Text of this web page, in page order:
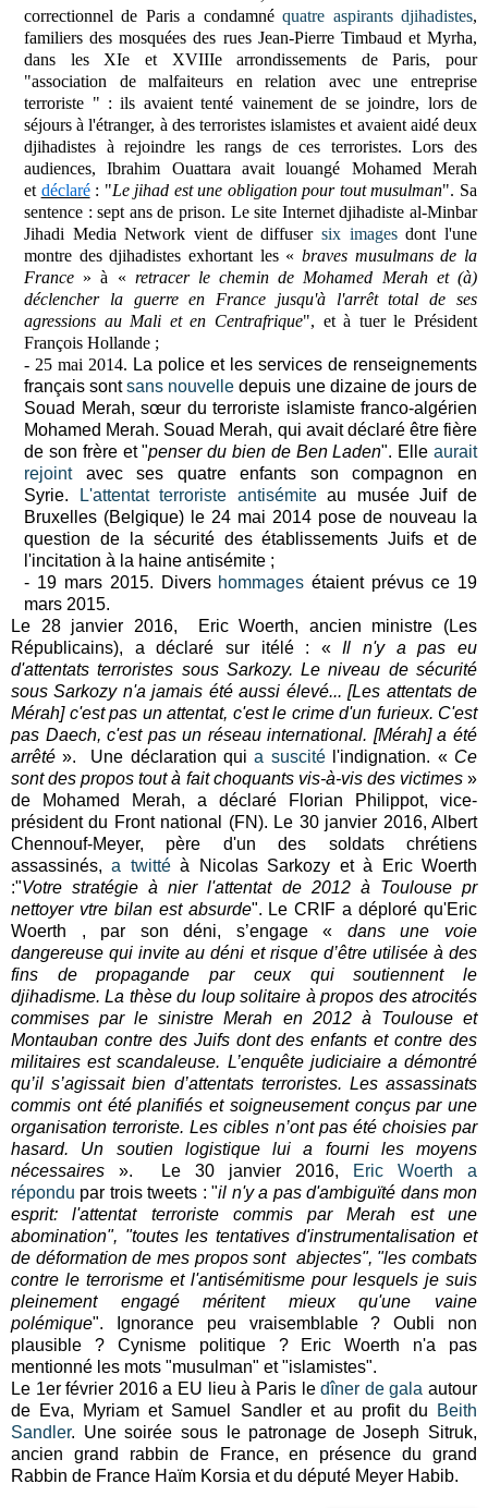
correctionnel de Paris a condamnéquatre aspirants djihadistes,
familiers des mosquées des rues Jean-Pierre Timbaud et Myrha,
dans les XIe et XVIIIe arrondissements de Paris, pour
"association de malfaiteurs en relation avec une entreprise
terroriste " : ils avaient tenté vainement de se joindre, lors de
séjours à l'étranger, à des terroristes islamistes et avaient aidé deux
djihadistes à rejoindre les rangs de ces terroristes. Lors des
audiences, Ibrahim Ouattara avait louangé Mohamed Merah
et déclaré: "Le jihad est une obligation pour tout musulman". Sa
sentence :sept ans de prison. Le site Internet djihadiste al-Minbar
Jihadi Media Network vient de diffusersix imagesdont l'une
montre des djihadistes exhortant les «braves musulmans de la
France » à « retracer le chemin de Mohamed Merah et (à)
déclencher la guerre en France jusqu'à l'arrêt total de ses
agressions au Mali et en Centra­frique", et à tuer le Président
François Hollande ;
- 25 mai 2014. La police et les services de renseignements
français sontsans nouvelle depuis une dizaine de jours de
Souad Merah, sœur du terroriste islamiste franco-algérien
Mohamed Merah. Souad Merah, qui avait déclaré être fière
de son frère et "penser du bien de Ben Laden". Elle aurait
rejointavec ses quatre enfants son compagnon en
Syrie.
L'attentat terroriste antisémiteau musée Juif de
Bruxelles (Belgique) le 24 mai 2014 pose de nouveau la
question de la sécurité des établissements Juifs et de
l'incitation à la haine antisémite ;
- 19 mars 2015. Divers hommages étaient prévus ce 19
mars 2015.
Le 28 janvier 2016, Eric Woerth, ancien ministre (Les
Républicains), a déclaré sur itélé : «Il n'y a pas eu
d'attentats terroristes sous Sarkozy. Le niveau de sécurité
sous Sarkozy n'a jamais été aussi élevé... [Les attentats de
Mérah] c'est pas un attentat, c'est le crime d'un furieux. C'est
pas Daech, c'est pas un réseau international. [Mérah] a été
arrêté ». Une déclaration quia suscitél'indignation. « Ce
sont des propos tout à fait choquants vis-à-vis des victimes»
de Mohamed Merah, a déclaré Florian Philippot, vice-
président du Front national (FN). Le 30 janvier 2016, Albert
Chennouf-Meyer, père d'un des soldats chrétiens
assassinés,a twittéà Nicolas Sarkozy et à Eric Woerth
:"Votre stratégie à nier l'attentat de 2012 à Toulouse pr
nettoyer vtre bilan est absurde". Le CRIF a déploré qu'Eric
Woerth , par son déni, s’engage « dans une voie
dangereuse qui invite au déni et risque d’être utilisée à des
fins de propagande par ceux qui soutiennent le
djihadisme.La thèse du loup solitaire à propos des atrocités
commises par le sinistre Merah en 2012 à Toulouse et
Montauban contre des Juifs dont des enfants et contre des
militaires est scandaleuse. L’enquête judiciaire a démontré
qu’il s’agissait bien d’attentats terroristes. Les assassinats
commis ont été planifiés et soigneusement conçus par une
organisation terroriste. Les cibles n’ont pas été choisies par
hasard. Un soutien logistique lui a fourni les moyens
nécessaires ». Le 30 janvier 2016, Eric Woerth
a
répondu par trois tweets : "il n'y a pas d'ambiguïté dans mon
esprit: l'attentat terroriste commis par Merah est une
abomination", "toutes les tentatives d'instrumentalisation et
de déformation de mes propos sont abjectes", "les combats
contre le terrorisme et l'antisémitisme pour lesquels je suis
pleinement engagé méritent mieux qu'une vaine
polémique". Ignorance peu vraisemblable ? Oubli non
plausible ? Cynisme politique ? Eric Woerth n'a pas
mentionné les mots "musulman" et "islamistes".
Le 1er février 2016 a EU lieu à Paris ledîner de gala autour
de Eva, Myriam et Samuel Sandler et au profit du
Beith
Sandler. Une soirée sous le patronage de Joseph Sitruk,
ancien grand rabbin de France, en présence du grand
Rabbin de France Haïm Korsia et du député Meyer Habib.